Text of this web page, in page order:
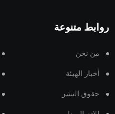
روابط متنوعة
من نحن
أخبار الهيئة
حقوق النشر